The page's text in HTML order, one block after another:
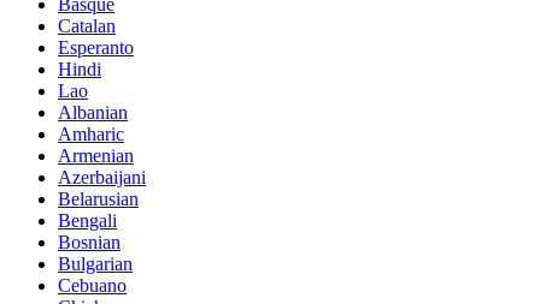
Basque
Catalan
Esperanto
Hindi
Lao
Albanian
Amharic
Armenian
Azerbaijani
Belarusian
Bengali
Bosnian
Bulgarian
Cebuano